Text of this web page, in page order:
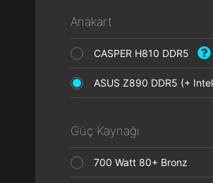
Anakart
CASPER H810 DDR5
ASUS Z890 DDR5 (+
Güç Kaynağı
700 Watt 80+ Bronz